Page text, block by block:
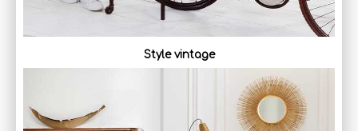
Style vintage